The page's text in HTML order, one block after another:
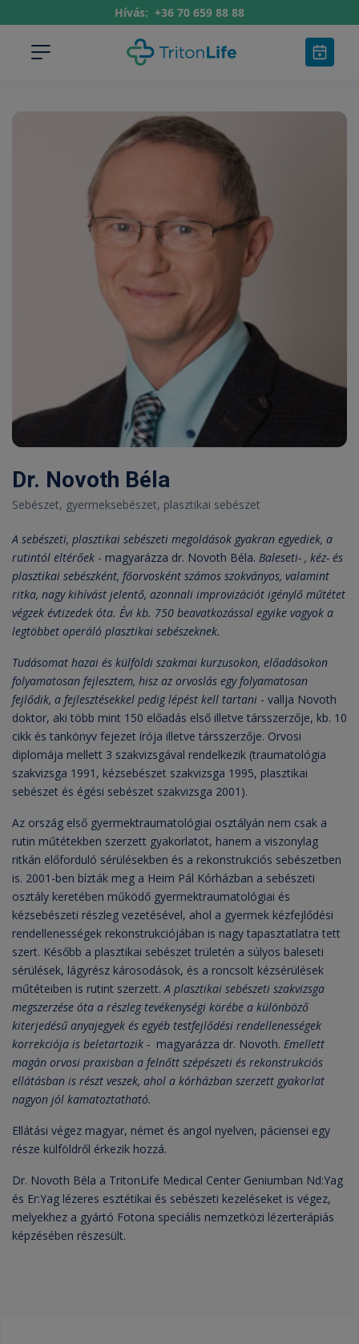
Hívás: +36 70 659 88 88
Dr. Novoth Béla
Sebészet, gyermeksebészet, plasztikai sebészet
A sebészeti, plasztikai sebészeti megoldások gyakran egyediek, a
rutintól eltérőek - magyarázza dr. Novoth Béla. Baleseti- , kéz- és
plasztikai sebészként, főorvosként számos szokványos, valamint
ritka, nagy kihívást jelentő, azonnali improvizációt igénylő műtétet
végzek évtizedek óta. Évi kb. 750 beavatkozással egyike vagyok a
legtöbbet operáló plasztikai sebészeknek.
Tudásomat hazai és külföldi szakmai kurzusokon, előadásokon
folyamatosan fejlesztem, hisz az orvoslás egy folyamatosan
fejlődik, a fejlesztésekkel pedig lépést kell tartani - vallja Novoth
doktor, aki több mint 150 előadás első illetve társszerzője, kb. 10
cikk és tankönyv fejezet írója illetve társszerzője. Orvosi
diplomája mellett 3 szakvizsgával rendelkezik (traumatológia
szakvizsga 1991, kézsebészet szakvizsga 1995, plasztikai
sebészet és égési sebészet szakvizsga 2001).
Az ország első gyermektraumatológiai osztályán nem csak a
rutin műtétekben szerzett gyakorlatot, hanem a viszonylag
ritkán előforduló sérülésekben és a rekonstrukciós sebészetben
is. 2001-ben bízták meg a Heim Pál Kórházban a sebészeti
osztály keretében működő gyermektraumatológiai és
kézsebészeti részleg vezetésével, ahol a gyermek kézfejlődési
rendellenességek rekonstrukciójában is nagy tapasztatlatra tett
szert. Később a plasztikai sebészet trületén a súlyos baleseti
sérülések, lágyrész károsodások, és a roncsolt kézsérülések
műtéteiben is rutint szerzett.A plasztikai sebészeti szakvizsga
megszerzése óta a részleg tevékenységi körébe a különböző
kiterjedésű anyajegyek és egyéb testfejlődési rendellenességek
korrekciója is beletartozik - magyarázza dr. Novoth. Emellett
magán orvosi praxisban a felnőtt szépészeti és rekonstrukciós
ellátásban is részt veszek, ahol a kórházban szerzett gyakorlat
nagyon jól kamatoztatható.
Ellátási végez magyar, német és angol nyelven, páciensei egy
része külföldről érkezik hozzá.
Dr. Novoth Béla a TritonLife Medical Center Geniumban Nd:Yag
és Er:Yag lézeres esztétikai és sebészeti kezeléseket is végez,
melyekhez a gyártó Fotona speciális nemzetközi lézerterápiás
képzésében részesült.